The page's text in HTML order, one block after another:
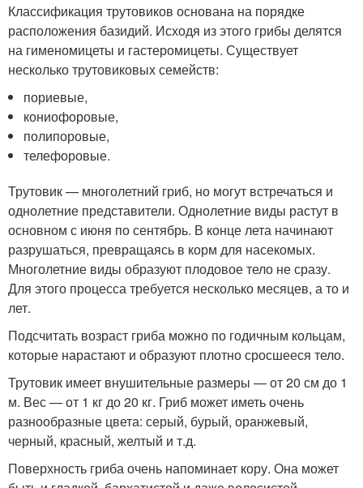
Классификация трутовиков основана на порядке
расположения базидий. Исходя из этого грибы делятся
на гименомицеты и гастеромицеты. Существует
несколько трутовиковых семейств:
пориевые,
кониофоровые,
полипоровые,
телефоровые.
Трутовик — многолетний гриб, но могут встречаться и
однолетние представители. Однолетние виды растут в
основном с июня по сентябрь. В конце лета начинают
разрушаться, превращаясь в корм для насекомых.
Многолетние виды образуют плодовое тело не сразу.
Для этого процесса требуется несколько месяцев, а то и
лет.
Подсчитать возраст гриба можно по годичным кольцам,
которые нарастают и образуют плотно сросшееся тело.
Трутовик имеет внушительные размеры — от 20 см до 1
м. Вес — от 1 кг до 20 кг. Гриб может иметь очень
разнообразные цвета: серый, бурый, оранжевый,
черный, красный, желтый и т.д.
Поверхность гриба очень напоминает кору. Она может